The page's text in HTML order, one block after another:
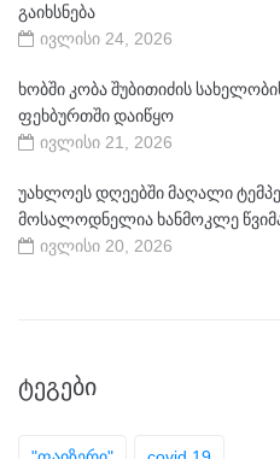
გაიხსნება
ივლისი 24, 2026
ხობში კობა შუბითიძის
ფეხბურთში დაიწყო
ივლისი 21, 2026
უახლოეს დღეებში მაღალი
მოსალოდნელია ხანმოკლე
ივლისი 20, 2026
ᲢᲔᲒᲔᲑᲘ